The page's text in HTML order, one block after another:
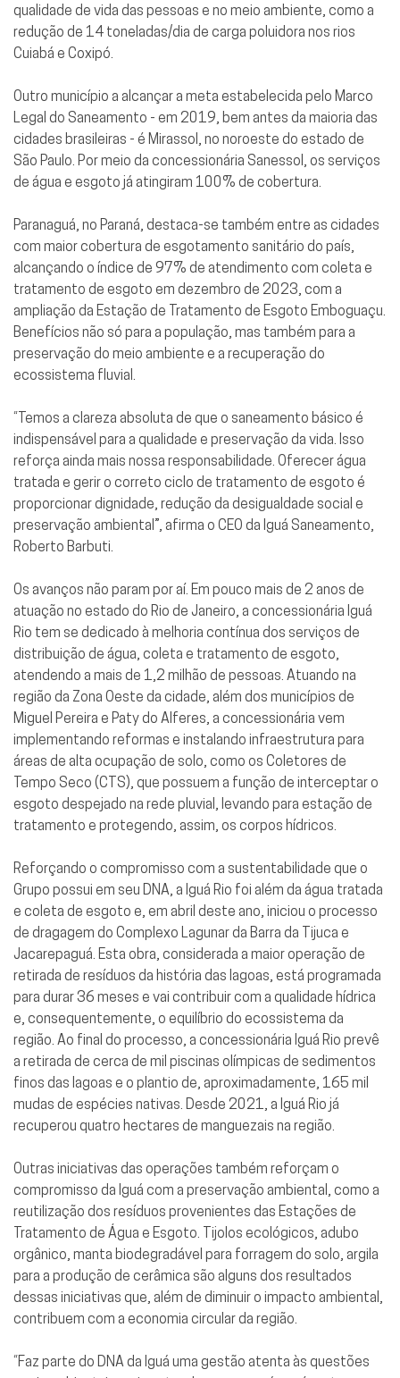
qualidade de vida das pessoas e no meio ambiente, como a
redução de 14 toneladas/dia de carga poluidora nos rios
Cuiabá e Coxipó.
Outro município a alcançar a meta estabelecida pelo Marco
Legal do Saneamento - em 2019, bem antes da maioria das
cidades brasileiras - é Mirassol, no noroeste do estado de
São Paulo. Por meio da concessionária Sanessol, os serviços
de água e esgoto já atingiram 100% de cobertura.
Paranaguá, no Paraná, destaca-se também entre as cidades
com maior cobertura de esgotamento sanitário do país,
alcançando o índice de 97% de atendimento com coleta e
tratamento de esgoto em dezembro de 2023, com a
ampliação da Estação de Tratamento de Esgoto Emboguaçu.
Benefícios não só para a população, mas também para a
preservação do meio ambiente e a recuperação do
ecossistema fluvial.
“Temos a clareza absoluta de que o saneamento básico é
indispensável para a qualidade e preservação da vida. Isso
reforça ainda mais nossa responsabilidade. Oferecer água
tratada e gerir o correto ciclo de tratamento de esgoto é
proporcionar dignidade, redução da desigualdade social e
preservação ambiental”, afirma o CEO da Iguá Saneamento,
Roberto Barbuti.
Os avanços não param por aí. Em pouco mais de 2 anos de
atuação no estado do Rio de Janeiro, a concessionária Iguá
Rio tem se dedicado à melhoria contínua dos serviços de
distribuição de água, coleta e tratamento de esgoto,
atendendo a mais de 1,2 milhão de pessoas. Atuando na
região da Zona Oeste da cidade, além dos municípios de
Miguel Pereira e Paty do Alferes, a concessionária vem
implementando reformas e instalando infraestrutura para
áreas de alta ocupação de solo, como os Coletores de
Tempo Seco (CTS), que possuem a função de interceptar o
esgoto despejado na rede pluvial, levando para estação de
tratamento e protegendo, assim, os corpos hídricos.
Reforçando o compromisso com a sustentabilidade que o
Grupo possui em seu DNA, a Iguá Rio foi além da água tratada
e coleta de esgoto e, em abril deste ano, iniciou o processo
de dragagem do Complexo Lagunar da Barra da Tijuca e
Jacarepaguá. Esta obra, considerada a maior operação de
retirada de resíduos da história das lagoas, está programada
para durar 36 meses e vai contribuir com a qualidade hídrica
e, consequentemente, o equilíbrio do ecossistema da
região. Ao final do processo, a concessionária Iguá Rio prevê
a retirada de cerca de mil piscinas olímpicas de sedimentos
finos das lagoas e o plantio de, aproximadamente, 165 mil
mudas de espécies nativas. Desde 2021, a Iguá Rio já
recuperou quatro hectares de manguezais na região.
Outras iniciativas das operações também reforçam o
compromisso da Iguá com a preservação ambiental, como a
reutilização dos resíduos provenientes das Estações de
Tratamento de Água e Esgoto. Tijolos ecológicos, adubo
orgânico, manta biodegradável para forragem do solo, argila
para a produção de cerâmica são alguns dos resultados
dessas iniciativas que, além de diminuir o impacto ambiental,
contribuem com a economia circular da região.
“Faz parte do DNA da Iguá uma gestão atenta às questões